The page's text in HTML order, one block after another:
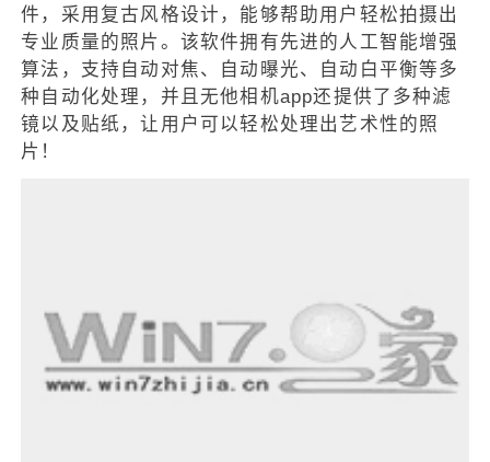
件，采用复古风格设计，能够帮助用户轻松拍摄出
专业质量的照片。该软件拥有先进的人工智能增强
算法，支持自动对焦、自动曝光、自动白平衡等多
种自动化处理，并且无他相机app还提供了多种滤
镜以及贴纸，让用户可以轻松处理出艺术性的照
片！